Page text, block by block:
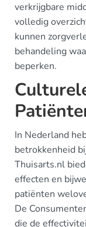
verkrijgbare
volledig
kunnen
behandeling
beperken.
In Nederland
betrokkenheid
Thuisarts.nl
effecten en
patiënten
De
die de